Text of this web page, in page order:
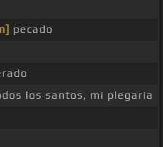
pecado
los santos, mi plegaria